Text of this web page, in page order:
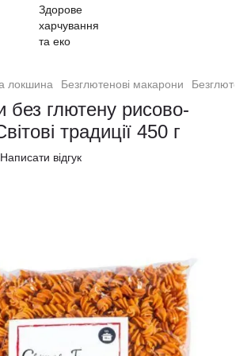
локшина Безглютенові макарони
без глютену рисово-
традиції 450 г
Написати відгук